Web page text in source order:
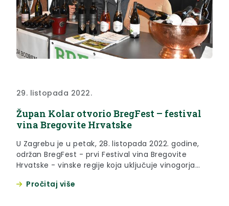
29. listopada 2022.
Župan Kolar otvorio BregFest – festival
vina Bregovite Hrvatske
U Zagrebu je u petak, 28. listopada 2022. godine,
održan BregFest - prvi Festival vina Bregovite
Hrvatske - vinske regije koja uključuje vinogorja
Pokuplja i Moslavine.
Pročitaj više